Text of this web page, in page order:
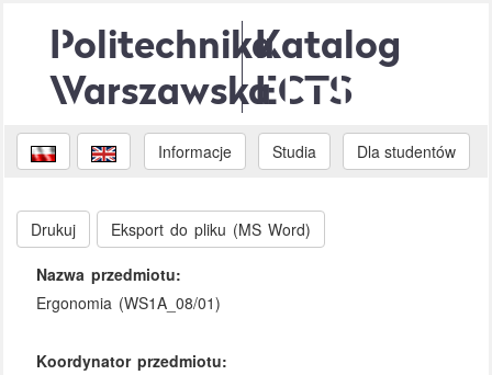
Politechnika
Warszawska
Katalog
ECTS
Informacje Studia Dla studentów
Drukuj Eksport do pliku (MS Word)
Nazwa przedmiotu:
Ergonomia (WS1A_08/01)
Koordynator przedmiotu: